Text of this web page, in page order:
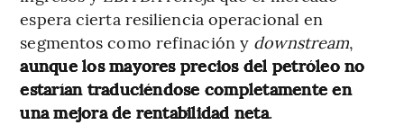
espera cierta resiliencia operacional en
segmentos como refinación y downstream,
aunque los mayores precios del petróleo no
estarían traduciéndose completamente en
una mejora de rentabilidad neta.